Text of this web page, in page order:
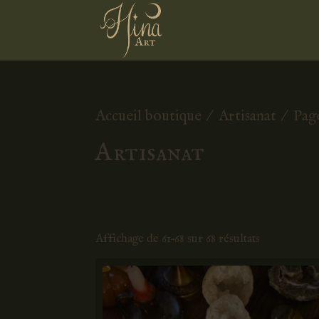
Accueil boutique / Artisanat /
Artisanat
Affichage de 61–68 sur 68 résultats